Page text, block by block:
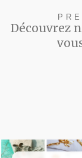
Découvrez